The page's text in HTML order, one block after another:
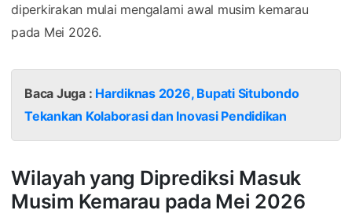
diperkirakan mulai mengalami awal musim kemarau
pada Mei 2026.
Baca Juga : Hardiknas 2026, Bupati Situbondo
Tekankan Kolaborasi dan Inovasi Pendidikan
Wilayah yang Diprediksi Masuk
Musim Kemarau pada Mei 2026